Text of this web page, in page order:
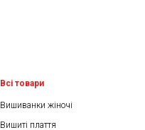
Всі товари
Вишиванки жіночі
Вишиті плаття